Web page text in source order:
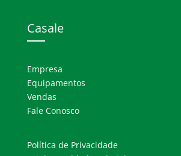
Casale
Empresa
Equipamentos
Vendas
Fale Conosco
Política de Privacidade